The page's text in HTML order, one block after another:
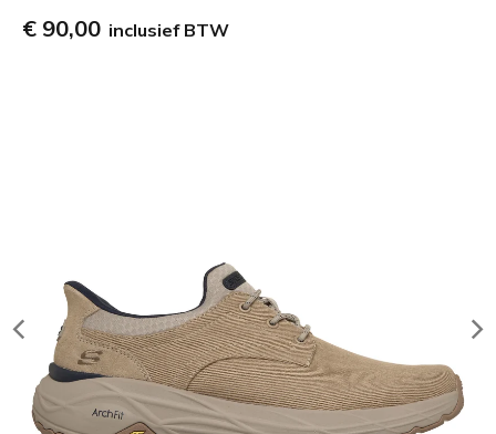
€ 90,00 inclusief BTW